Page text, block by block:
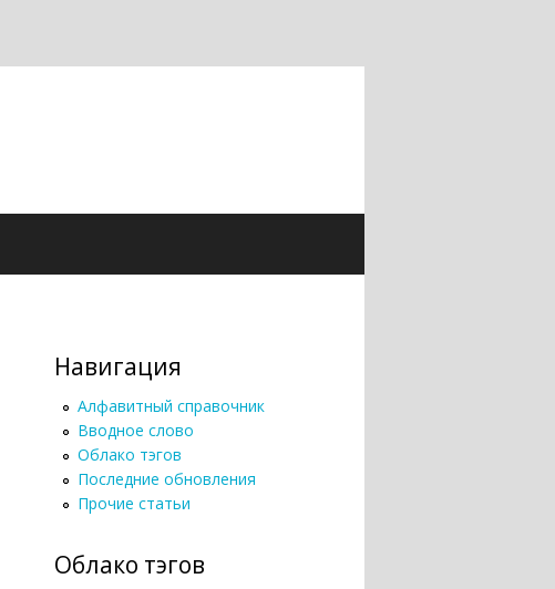
Навигация
Алфавитный справочник
Вводное слово
Облако тэгов
Последние обновления
Прочие статьи
Облако тэгов